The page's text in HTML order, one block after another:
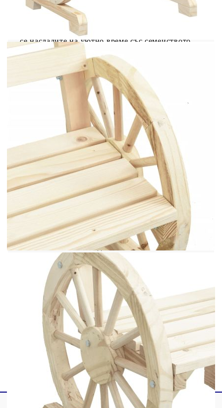
Тези дървени градински столове ще бъдат
чудесно допълнение към вашата градина,
вътрешен двор или тераса, позволявайки ви да
се насладите на уютно време със семейството
или приятелите си. Масивна ела: Масивната ела
е красив и издръжлив материал, който запазва
целостта си дори когато е изложен на влага. Не
изсъхва и не се деформира, което я прави
надежден избор.Удобно седене: Облегалката и
подлакътниците добавят допълнителен комфорт
при седене на външния стол.Атрактивен
дизайн: Подлакътниците на градинският стол се
отличават с дизайн на колело, което предлага
привличащ вниманието вид от всеки ъгъл.
Добре е да се знае:За да сте сигурни, че вашите
външни мебели ще останат красиви, ви
препоръчваме да ги защитите с водоустойчиво
покривало.
Материал: Масивно чамово дърво
Размери: 58 x 58 x 78,5 см (Ш x Д x В)
Размери на седалката: 51 x 35 см (Ш x Д)
Височина на седалката от земята: 39,5 см
Височина на подлакътника от земята: 57,5
Максимален капацитет на натоварване (на
място): 110 кг
Необходим е монтаж
Доставката съдържа:
4 x Градински стола
Максимално 110 кг на седалка.